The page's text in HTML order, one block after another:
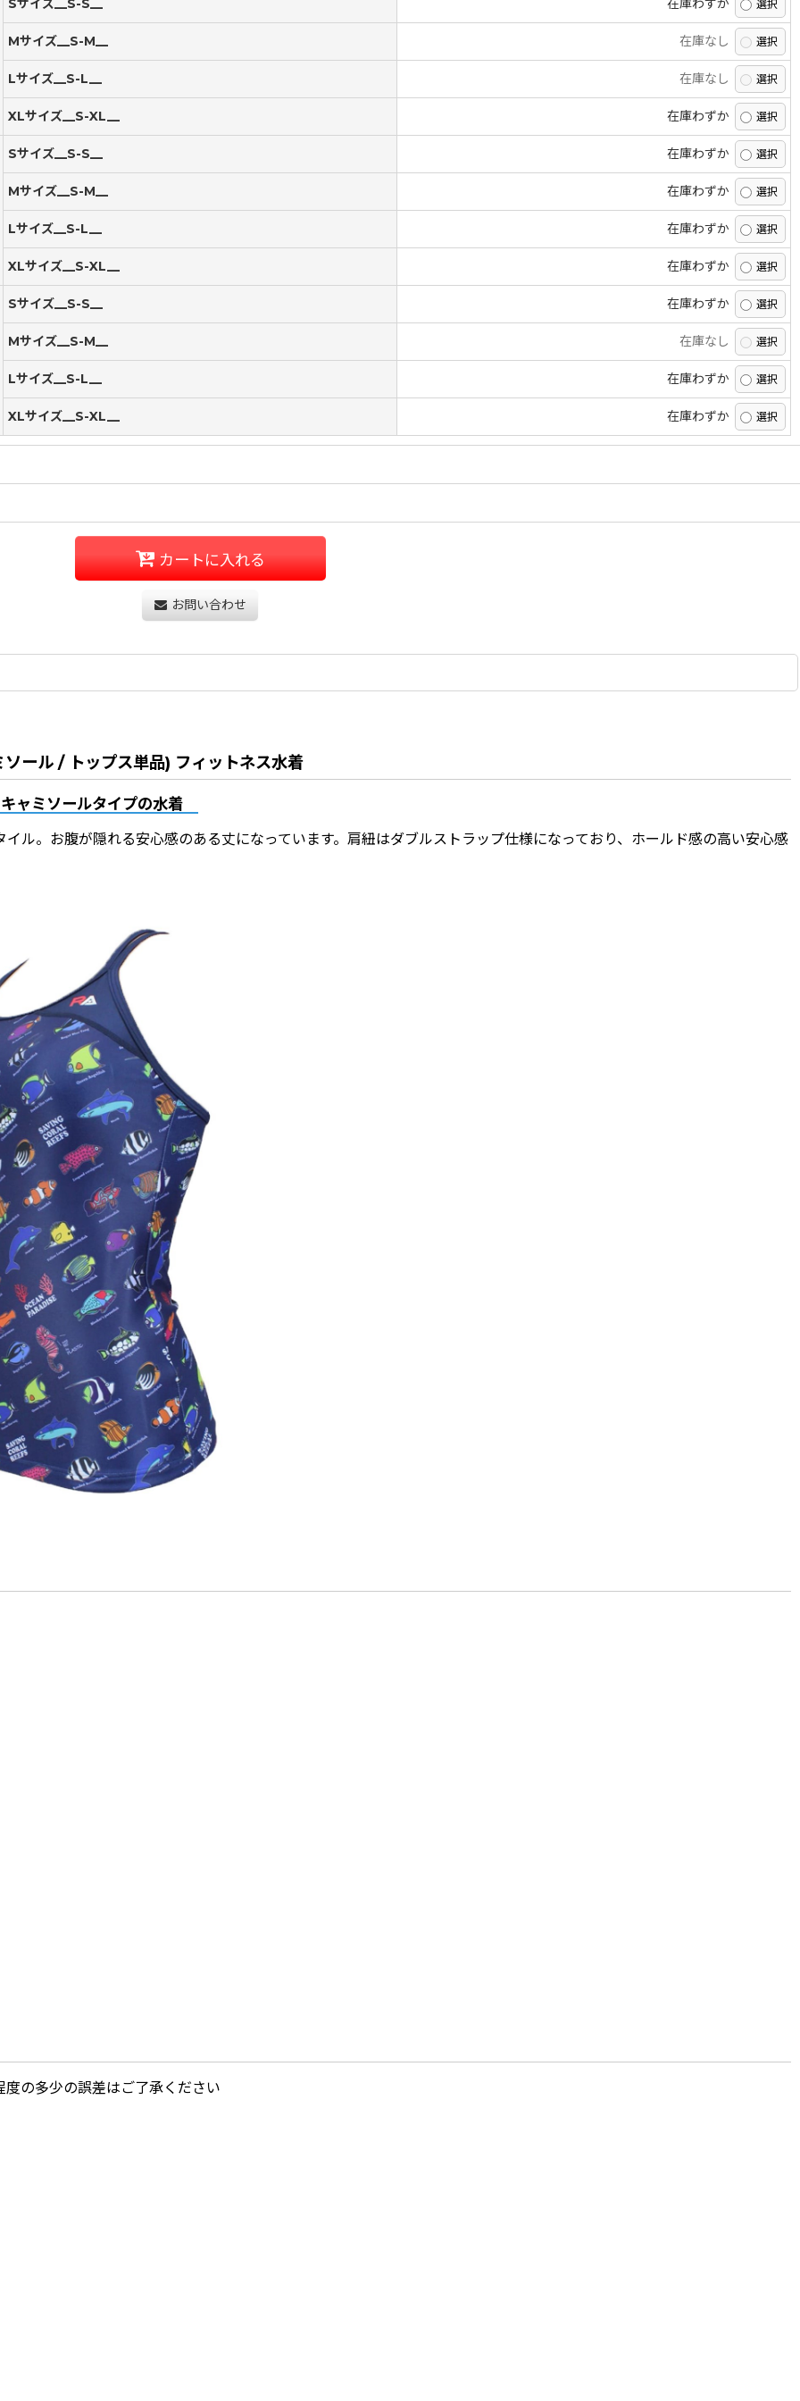
Sサイズ__S-S__ 在庫わずか
Mサイズ__S-M__ 在庫なし
Lサイズ__S-L__ 在庫なし
XLサイズ__S-XL__ 在庫わずか
Sサイズ__S-S__ 在庫わずか
Mサイズ__S-M__ 在庫わずか
Lサイズ__S-L__ 在庫わずか
XLサイズ__S-XL__ 在庫わずか
Sサイズ__S-S__ 在庫わずか
Mサイズ__S-M__ 在庫なし
Lサイズ__S-L__ 在庫わずか
XLサイズ__S-XL__ 在庫わずか
カートに入れる
お問い合わせ
ール / トップス単品) フィットネス水着
ャミソールタイプの水着
ル。お腹が隠れる安心感のある丈になっています。肩紐はダブルストラップ仕様になっており、ホールド感の高い安心感
の多少の誤差はご了承ください